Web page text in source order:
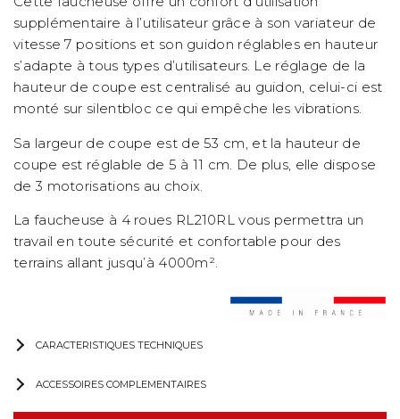
supplémentaire à l’utilisateur grâce à son variateur de
vitesse 7 positions et son guidon réglables en hauteur
s’adapte à tous types d’utilisateurs. Le réglage de la
hauteur de coupe est centralisé au guidon, celui-ci est
monté sur silentbloc ce qui empêche les vibrations.
Sa largeur de coupe est de 53 cm, et la hauteur de
coupe est réglable de 5 à 11 cm. De plus, elle dispose
de 3 motorisations au choix.
La faucheuse à 4 roues RL210RL vous permettra un
travail en toute sécurité et confortable pour des
terrains allant jusqu’à 4000m².
CARACTERISTIQUES TECHNIQUES
ACCESSOIRES COMPLEMENTAIRES